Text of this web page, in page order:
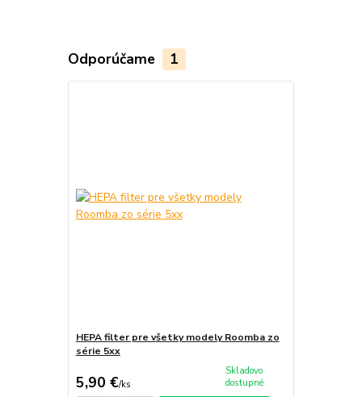
Odporúčame 1
HEPA filter pre všetky modely Roomba zo
série 5xx
5,90 €/ks
Skladovo
dostupné